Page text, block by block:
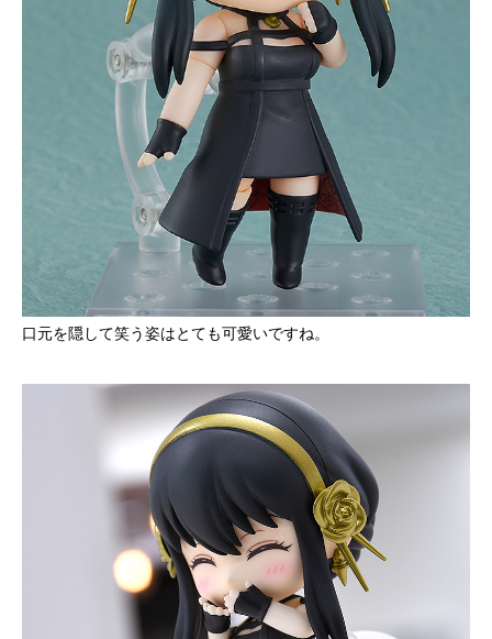
口元を隠して笑う姿はとても可愛いですね。